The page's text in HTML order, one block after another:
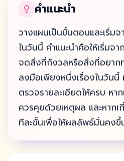
คำแนะนำ
วางแผนเป็นขั้นตอนและเริ่ม
ในวันนี้ คำแนะนำคือให้เริ่มจ
จดสิ่งที่กังวลหรือสิ่งที่อยาก
ลงมือเพียงหนึ่งเรื่องในวันนี้
ตรวจรายละเอียดให้ครบ ห
ควรคุยด้วยเหตุผล และหาก
ทีละขั้นเพื่อให้ผลลัพธ์มั่นคงขึ้